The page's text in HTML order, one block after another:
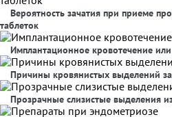
Вероятность зачатия при приеме
таблеток
Имплантационное кровотечение
Причины кровянистых выделений
Прозрачные слизистые выделения